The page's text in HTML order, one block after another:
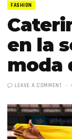
FASHION
en la
moda
LEAVE A COMMENT